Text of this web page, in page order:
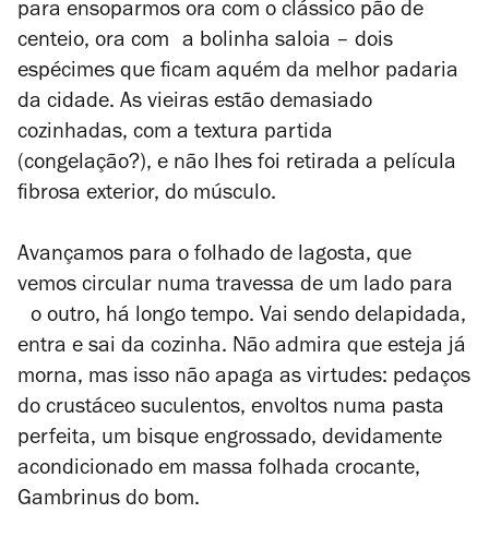
para ensoparmos ora com o clássico pão de
centeio, ora com a bolinha saloia – dois
espécimes que ficam aquém da melhor padaria
da cidade. As vieiras estão demasiado
cozinhadas, com a textura partida
(congelação?), e não lhes foi retirada a película
fibrosa exterior, do músculo.
Avançamos para o folhado de lagosta, que
vemos circular numa travessa de um lado para
o outro, há longo tempo. Vai sendo delapidada,
entra e sai da cozinha. Não admira que esteja já
morna, mas isso não apaga as virtudes: pedaços
do crustáceo suculentos, envoltos numa pasta
perfeita, um bisque engrossado, devidamente
acondicionado em massa folhada crocante,
Gambrinus do bom.